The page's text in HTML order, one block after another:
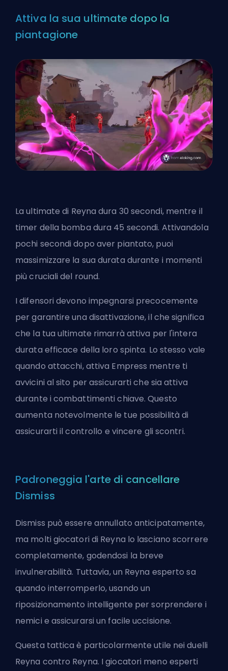
Attiva la sua ultimate dopo la
piantagione
Laultimate di Reyna dura 30 secondi, mentre il
timer della bomba dura 45 secondi. Attivandola
pochi secondi dopo aver piantato, puoi
massimizzare la sua durata durante i momenti
più cruciali del round.
I difensori devono impegnarsi precocemente
per garantire una disattivazione, il che significa
che la tua ultimate rimarrà attiva per l'intera
durata efficace della loro spinta. Lo stesso vale
quando attacchi, attiva Empress mentre ti
avvicini al sito per assicurarti che sia attiva
durante i combattimenti chiave. Questo
aumenta notevolmente le tue possibilità di
assicurarti il controllo e vincere gli scontri.
Padroneggia l'arte di cancellare
Dismiss
Dismiss può essere annullato anticipatamente,
ma molti giocatori di Reyna lo lasciano scorrere
completamente, godendosi la breve
invulnerabilità. Tuttavia, un Reyna esperto sa
quando interromperlo, usando un
riposizionamento intelligente per sorprendere i
nemici e assicurarsi un facile uccisione.
Questa tattica è particolarmente utile nei duelli
Reyna contro Reyna. I giocatori meno esperti